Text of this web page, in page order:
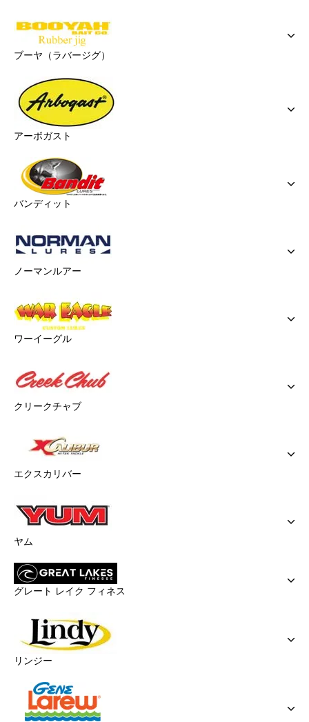
ブーヤ（ラバージグ）
アーボガスト
バンディット
ノーマンルアー
ワーイーグル
クリークチャブ
エクスカリバー
ヤム
グレート レイク フィネス
リンジー